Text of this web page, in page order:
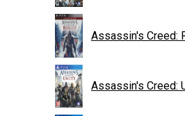
Assassin's Creed:
Assassin's Creed: